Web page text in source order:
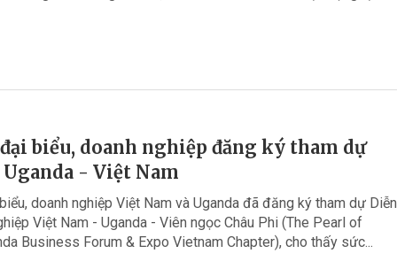
biểu, doanh nghiệp đăng ký tham dự
Uganda - Việt Nam
doanh nghiệp Việt Nam và Uganda đã đăng ký tham dự Diễn
Việt Nam - Uganda - Viên ngọc Châu Phi (The Pearl of
Business Forum & Expo Vietnam Chapter), cho thấy sức...